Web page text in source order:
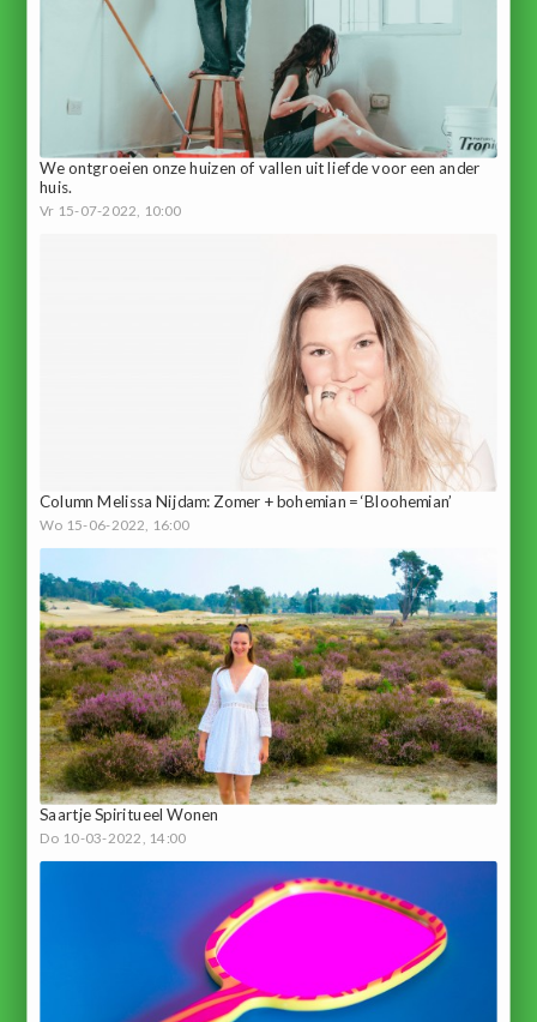
We ontgroeien onze huizen of vallen uit liefde voor een ander
huis.
Vr 15-07-2022, 10:00
Column Melissa Nijdam: Zomer + bohemian = ‘Bloohemian’
Wo 15-06-2022, 16:00
Saartje Spiritueel Wonen
Do 10-03-2022, 14:00